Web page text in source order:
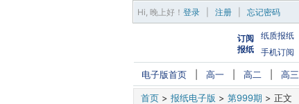
Hi, 晚上好 ！ 登录 注册 忘记密码
订阅
报纸
纸质报纸
手机订阅
电子版首页 高一 高二 高三
首页 > 报纸电子版 > 第999期 > 正文